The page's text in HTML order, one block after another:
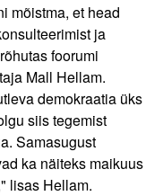
mõistma, et head
ja
foorumi
Mall Hellam.
demokraatia üks
siis tegemist
Samasugust
ka näiteks maikuus
lisas Hellam.